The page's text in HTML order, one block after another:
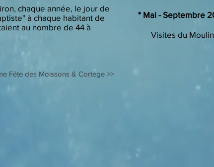
chaque année, le jour de
à chaque habitant de
au nombre de 44 à
Fête des Moissons & Cortège >>
* Mai - Septembre
Visites du Moulin